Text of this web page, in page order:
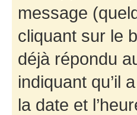
message
cliquant sur le
déjà répondu
indiquant qu’il
la date et